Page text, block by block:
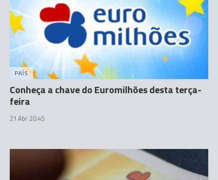
PAÍS
Conheça a chave do Euromilhões desta terça-
feira
21 Abr 20:45